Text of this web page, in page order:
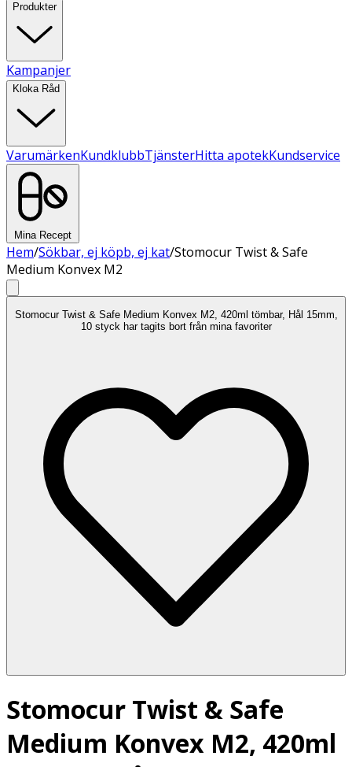
Produkter
Kampanjer
Kloka Råd
VarumärkenKundklubbTjänsterHitta apotekKundservice
Mina Recept
Hem/Sökbar, ej köpb, ej kat/Stomocur Twist & Safe
Medium Konvex M2
Stomocur Twist & Safe Medium Konvex M2, 420ml tömbar, Hål 15mm,
10 styck har tagits bort från mina favoriter
Stomocur Twist & Safe
Medium Konvex M2, 420ml